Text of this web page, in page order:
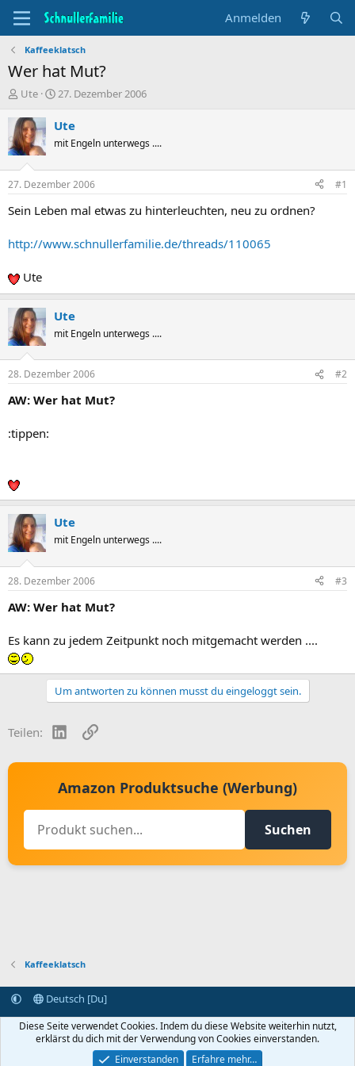
Anmelden
Kaffeeklatsch
Wer hat Mut?
T
e
m
e
n
t
a
e
Ute
B
g
n
a
t
27. Dezember 2006
Ute
mit Engeln unterwegs ....
27. Dezember 2006 #1
Sein Leben mal etwas zu hinterleuchten, neu zu ordnen?
http://www.schnullerfamilie.de/threads/110065
Ute
Ute
mit Engeln unterwegs ....
28. Dezember 2006 #2
AW: Wer hat Mut?
:tippen:
Ute
mit Engeln unterwegs ....
28. Dezember 2006 #3
AW: Wer hat Mut?
Es kann zu jedem Zeitpunkt noch mitgemacht werden ....
Um antworten zu können musst du eingeloggt sein.
Teilen: LinkedInLink
Amazon Produktsuche (Werbung)
Suchen
Kaffeeklatsch
Deutsch [Du]
Kontakt aufnehmen
Bedingungen und Regeln
Datenschutz
Startseite
R
S
®
Diese Seite verwendet Cookies. Indem du diese Website weiterhin nutzt,
erklärst du dich mit der Verwendung von Cookies einverstanden.
Einverstanden
Erfahre mehr…